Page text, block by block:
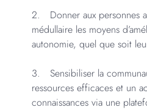
Donner aux personnes
médullaire les moyens
autonomie, quel que soit
Sensibiliser la
ressources efficaces et un
connaissances via une